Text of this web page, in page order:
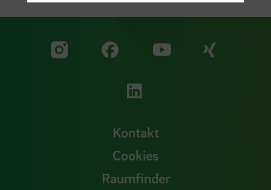
Zu unserer Facebook
Zu
Zu unserer
Kontakt
Cookies
Raumfinder